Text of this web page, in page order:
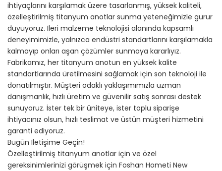
ihtiyaçlarını karşılamak üzere tasarlanmış, yüksek kaliteli,
özelleştirilmiş titanyum anotlar sunma yeteneğimizle gurur
duyuyoruz. İleri malzeme teknolojisi alanında kapsamlı
deneyimimizle, yalnızca endüstri standartlarını karşılamakla
kalmayıp onları aşan çözümler sunmaya kararlıyız.
Fabrikamız, her titanyum anotun en yüksek kalite
standartlarında üretilmesini sağlamak için son teknoloji ile
donatılmıştır. Müşteri odaklı yaklaşımımızla uzman
danışmanlık, hızlı üretim ve güvenilir satış sonrası destek
sunuyoruz. İster tek bir üniteye, ister toplu siparişe
ihtiyacınız olsun, hızlı teslimat ve üstün müşteri hizmetini
garanti ediyoruz.
Bugün İletişime Geçin!
Özelleştirilmiş titanyum anotlar için ve özel
gereksinimlerinizi görüşmek için Foshan Hometi New